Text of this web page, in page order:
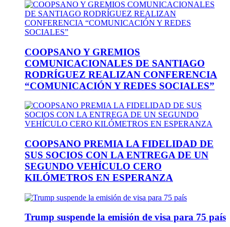
COOPSANO Y GREMIOS
COMUNICACIONALES DE SANTIAGO
RODRÍGUEZ REALIZAN CONFERENCIA
“COMUNICACIÓN Y REDES SOCIALES”
COOPSANO PREMIA LA FIDELIDAD DE
SUS SOCIOS CON LA ENTREGA DE UN
SEGUNDO VEHÍCULO CERO
KILÓMETROS EN ESPERANZA
Trump suspende la emisión de visa para 75 país